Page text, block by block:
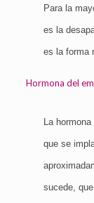
Para la
es la
es la forma
Hormona del
La
que se
sucede,